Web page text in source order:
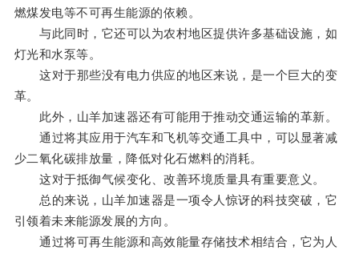
燃煤发电等不可再生能源的依赖。
与此同时，它还可以为农村地区提供许多基础设施，如
灯光和水泵等。
这对于那些没有电力供应的地区来说，是一个巨大的变
革。
此外，山羊加速器还有可能用于推动交通运输的革新。
通过将其应用于汽车和飞机等交通工具中，可以显著减
少二氧化碳排放量，降低对化石燃料的消耗。
这对于抵御气候变化、改善环境质量具有重要意义。
总的来说，山羊加速器是一项令人惊讶的科技突破，它
引领着未来能源发展的方向。
通过将可再生能源和高效能量存储技术相结合，它为人